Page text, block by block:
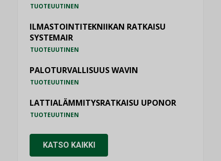
TUOTEUUTINEN
ILMASTOINTITEKNIIKAN RATKAISU
SYSTEMAIR
TUOTEUUTINEN
PALOTURVALLISUUS WAVIN
TUOTEUUTINEN
LATTIALÄMMITYSRATKAISU UPONOR
TUOTEUUTINEN
KATSO KAIKKI